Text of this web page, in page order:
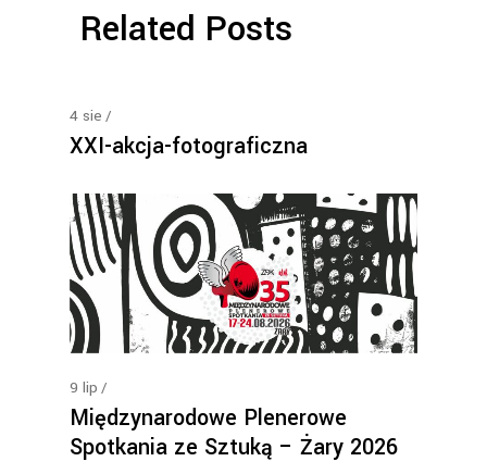
Related Posts
4 sie
XXI-akcja-fotograficzna
9 lip
Międzynarodowe Plenerowe
Spotkania ze Sztuką – Żary 2026